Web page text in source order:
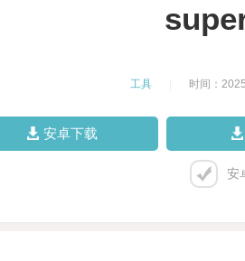
工具 时间：
安卓下载
安